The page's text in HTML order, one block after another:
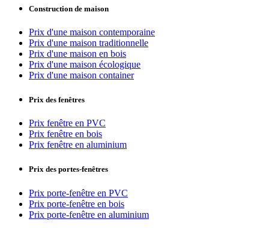
Construction de maison
Prix d'une maison contemporaine
Prix d'une maison traditionnelle
Prix d'une maison en bois
Prix d'une maison écologique
Prix d'une maison container
Prix des fenêtres
Prix fenêtre en PVC
Prix fenêtre en bois
Prix fenêtre en aluminium
Prix des portes-fenêtres
Prix porte-fenêtre en PVC
Prix porte-fenêtre en bois
Prix porte-fenêtre en aluminium